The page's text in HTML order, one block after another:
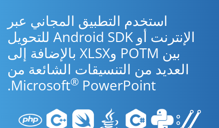
استخدم التطبيق المجاني عبر
الإنترنت أو Android SDK للتحويل
بين POTM وXLSX بالإضافة إلى
العديد من التنسيقات الشائعة من
Microsoft® PowerPoint.